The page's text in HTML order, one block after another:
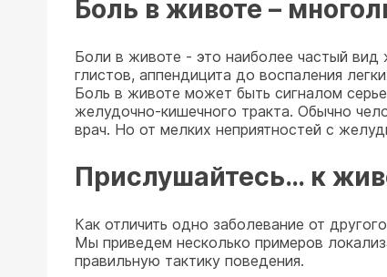
Боль в животе –
Боли в животе - это наиболее частый вид
глистов, аппендицита до воспаления
Боль в животе может быть сигналом
желудочно-кишечного тракта. Обычно
врач. Но от мелких неприятностей с
Прислушайтесь… к
Как отличить одно заболевание от
Мы приведем несколько примеров
правильную тактику поведения.